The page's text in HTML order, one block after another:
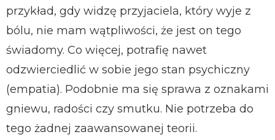
przykład, gdy widzę przyjaciela, który wyje z
bólu, nie mam wątpliwości, że jest on tego
świadomy. Co więcej, potrafię nawet
odzwierciedlić w sobie jego stan psychiczny
(empatia). Podobnie ma się sprawa z oznakami
gniewu, radości czy smutku. Nie potrzeba do
tego żadnej zaawansowanej teorii.